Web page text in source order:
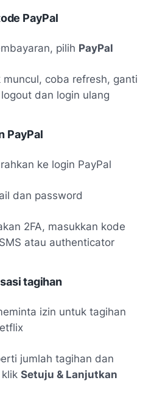
PayPal
pilih PayPal
coba refresh, ganti
dan login ulang
PayPal
ke login PayPal
dan password
2FA, masukkan kode
atau authenticator
tagihan
izin untuk tagihan
jumlah tagihan dan
Setuju & Lanjutkan